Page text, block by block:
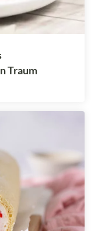
Traum